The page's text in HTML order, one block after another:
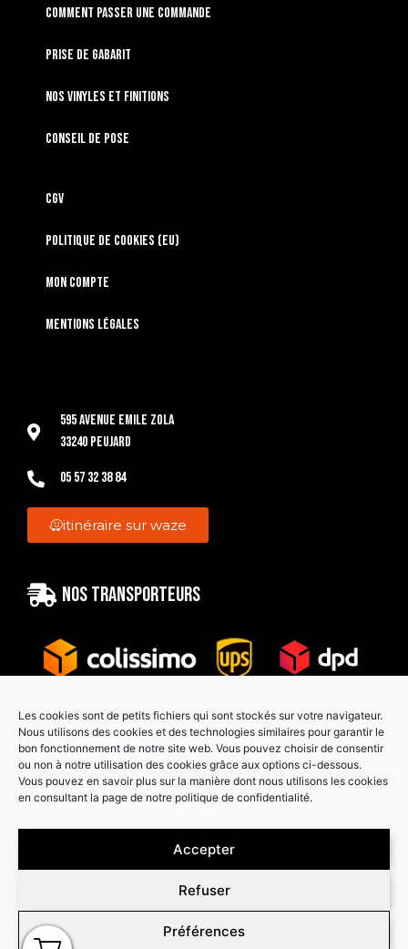
Les cookies sont de petits fichiers qui sont stockés sur votre navigateur.
Nous utilisons des cookies et des technologies similaires pour garantir le
bon fonctionnement de notre site web. Vous pouvez choisir de consentir
ou non à notre utilisation des cookies grâce aux options ci-dessous.
Vous pouvez en savoir plus sur la manière dont nous utilisons les cookies
en consultant la page de notre politique de confidentialité.
Accepter
Refuser
Préférences
Comment passer une commande
Prise de gabarit
Nos vinyles et finitions
Conseil de pose
CGV
Politique de cookies (EU)
Mon compte
Mentions légales
595 Avenue Emile Zola
33240 Peujard
05 57 32 38 84
itinéraire sur waze
Nos transporteurs
Paiement sécurisé